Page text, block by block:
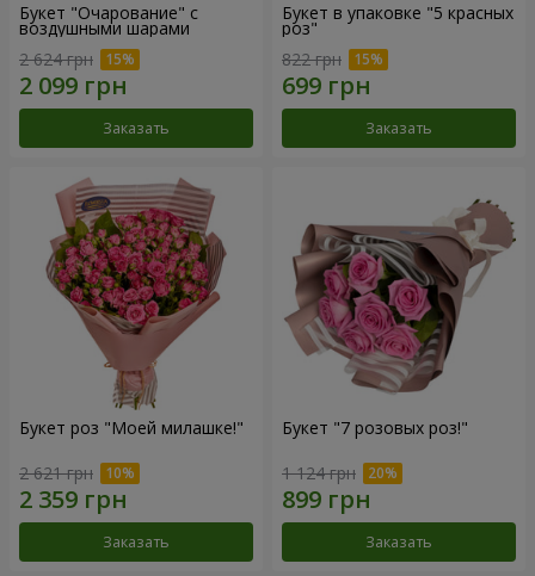
Букет "Очарование" с
воздушными шарами
2 624 грн
Заказать
Букет в упаковке "5 красных
роз"
822 грн
Заказать
Букет роз "Моей милашке!"
2 621 грн
Заказать
Букет "7 розовых роз!"
1 124 грн
Заказать